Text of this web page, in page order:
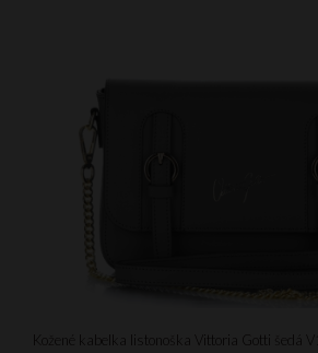
Kožené kabelka listonoška Vittoria Gotti šedá